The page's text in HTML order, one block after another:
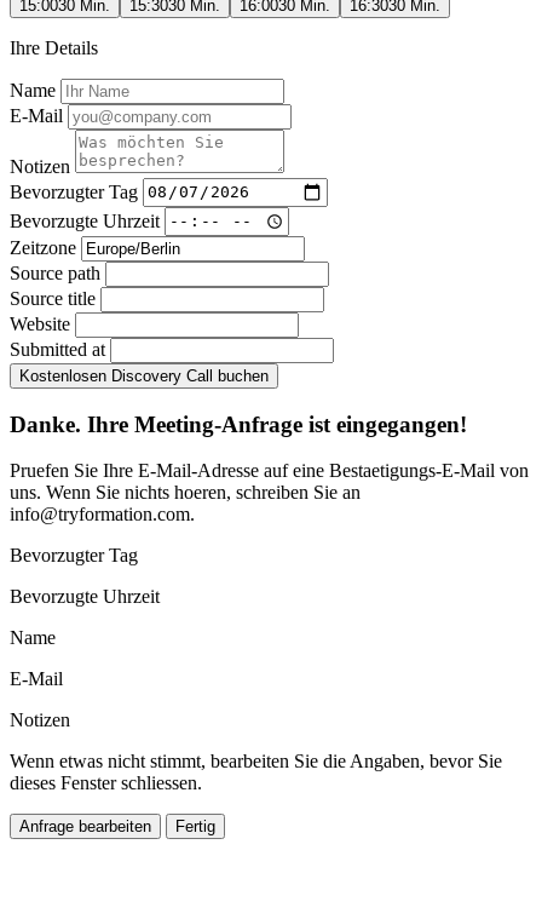
15:0030 Min. 15:3030 Min. 16:0030 Min. 16:3030 Min.
Ihre Details
Name
E-Mail
Notizen
Bevorzugter Tag
Bevorzugte Uhrzeit
Zeitzone
Source path
Source title
Website
Submitted at
Kostenlosen Discovery Call buchen
Danke. Ihre Meeting-Anfrage ist eingegangen!
Pruefen Sie Ihre E-Mail-Adresse auf eine Bestaetigungs-E-Mail von
uns. Wenn Sie nichts hoeren, schreiben Sie an
info@tryformation.com.
Bevorzugter Tag
Bevorzugte Uhrzeit
Name
E-Mail
Notizen
Wenn etwas nicht stimmt, bearbeiten Sie die Angaben, bevor Sie
dieses Fenster schliessen.
Anfrage bearbeiten Fertig